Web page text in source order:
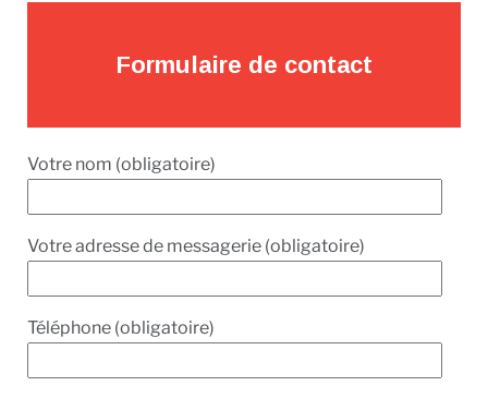
Formulaire de contact
Votre nom (obligatoire)
Votre adresse de messagerie (obligatoire)
Téléphone (obligatoire)